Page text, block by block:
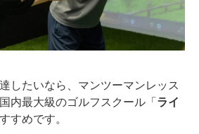
したいなら、マンツーマンレッス
内最大級のゴルフスクール「 ライ
すめです。